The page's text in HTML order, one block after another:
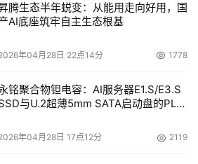
腾生态半年蜕变：从能用走向好用，国
AI底座筑牢自主生态根基
年04月28日 22点14分 1778
铭聚合物钽电容：AI服务器E1.S/E3.S
与U.2超薄5mm SATA启动盘的PLP
年04月28日 17点12分 2119